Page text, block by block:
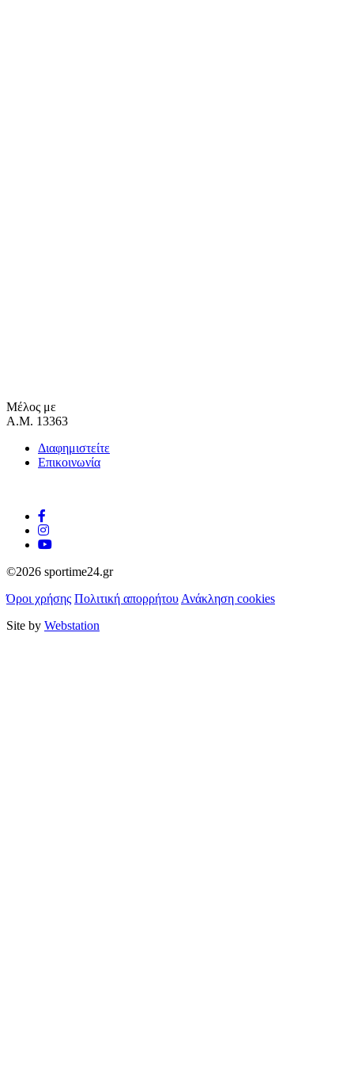
Μέλος με
Α.Μ. 13363
Διαφημιστείτε
Επικοινωνία
©2026 sportime24.gr
Όροι χρήσης Πολιτική απορρήτου Ανάκληση cookies
Site by Webstation